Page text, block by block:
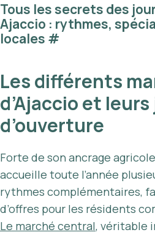
Tous les secrets des
Ajaccio : rythmes,
locales #
Les différents
d’Ajaccio et
d’ouverture
Forte de son ancrage
accueille toute l’année
rythmes complémentaires,
d’offres pour les résidents
Le marché central, véritable